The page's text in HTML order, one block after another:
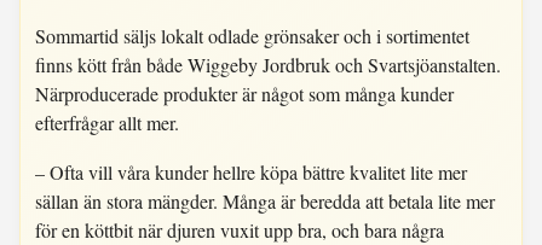
Sommartid säljs lokalt odlade grönsaker och i sortimentet
finns kött från både Wiggeby Jordbruk och Svartsjöanstalten.
Närproducerade produkter är något som många kunder
efterfrågar allt mer.
– Ofta vill våra kunder hellre köpa bättre kvalitet lite mer
sällan än stora mängder. Många är beredda att betala lite mer
för en köttbit när djuren vuxit upp bra, och bara några